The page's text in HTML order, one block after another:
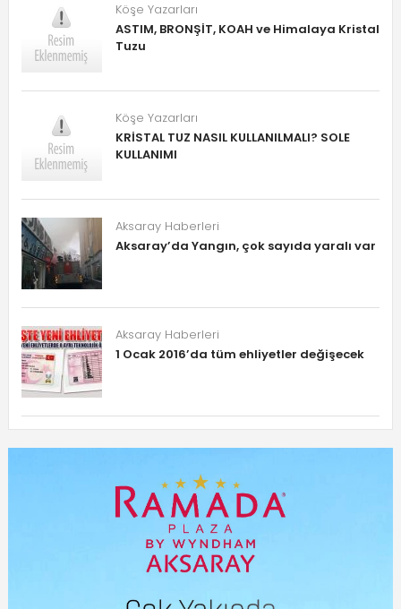
Köşe Yazarları
ASTIM, BRONŞİT, KOAH ve Himalaya Kristal
Tuzu
Köşe Yazarları
KRİSTAL TUZ NASIL KULLANILMALI? SOLE
KULLANIMI
Aksaray Haberleri
Aksaray’da Yangın, çok sayıda yaralı var
Aksaray Haberleri
1 Ocak 2016’da tüm ehliyetler değişecek